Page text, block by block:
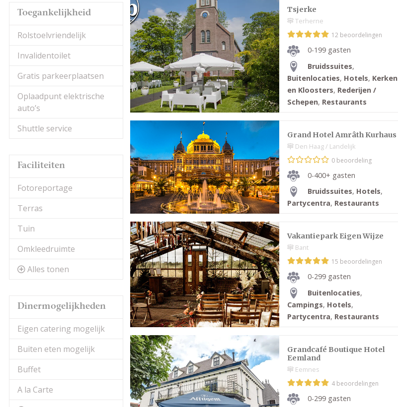
Toegankelijkheid
Rolstoelvriendelijk
Invalidentoilet
Gratis parkeerplaatsen
Oplaadpunt elektrische
auto’s
Shuttle service
Faciliteiten
Fotoreportage
Terras
Tuin
Omkleedruimte
Alles tonen
Dinermogelijkheden
Eigen catering mogelijk
Buiten eten mogelijk
Buffet
A la Carte
Tsjerke
Terherne
12 beoordelingen
0-199 gasten
Bruidssuites,
Buitenlocaties, Hotels, Kerken
en Kloosters, Rederijen /
Schepen, Restaurants
Grand Hotel Amrâth Kurhaus
Den Haag / Landelijk
0 beoordeling
0-400+ gasten
Bruidssuites, Hotels,
Partycentra, Restaurants
Vakantiepark Eigen Wijze
Bant
15 beoordelingen
0-299 gasten
Buitenlocaties,
Campings, Hotels,
Partycentra, Restaurants
Grandcafé Boutique Hotel
Eemland
Eemnes
4 beoordelingen
0-299 gasten